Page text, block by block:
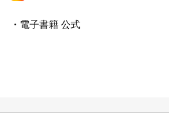
・電子書籍 公式